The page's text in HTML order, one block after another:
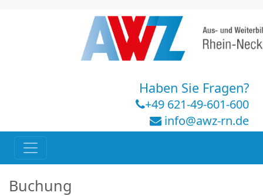
Haben Sie Fragen?
+49 621-49-601-600
info@awz-rn.de
Buchung